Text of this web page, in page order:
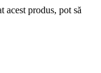
acest produs, pot să